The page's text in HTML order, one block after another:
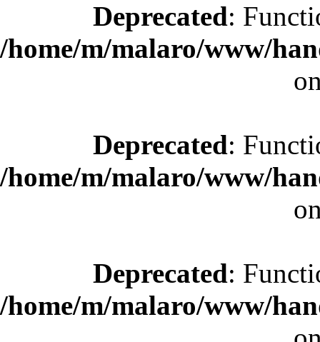
Deprecated:
/home/m/malaro/www/
Deprecated:
/home/m/malaro/www/
Deprecated:
/home/m/malaro/www/